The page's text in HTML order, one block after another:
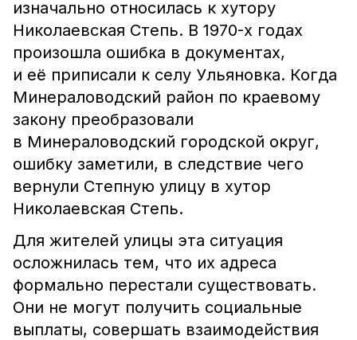
изначально относилась к хутору
Николаевская Степь. В 1970-х годах
произошла ошибка в документах,
и её приписали к селу Ульяновка. Когда
Минераловодский район по краевому
закону преобразовали
в Минераловодский городской округ,
ошибку заметили, в следствие чего
вернули Степную улицу в хутор
Николаевская Степь.
Для жителей улицы эта ситуация
осложнилась тем, что их адреса
формально перестали существовать.
Они не могут получить социальные
выплаты, совершать взаимодействия